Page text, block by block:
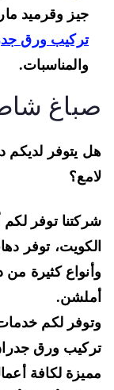
جيز وقرميد
تركيب ورق جدران
والمناسبات.
شاطر
يتوفر لديكم
؟
توفر لكم
توفر
كثيرة من
.
لكم خدمات
ورق جدران و
لكافة أعمال